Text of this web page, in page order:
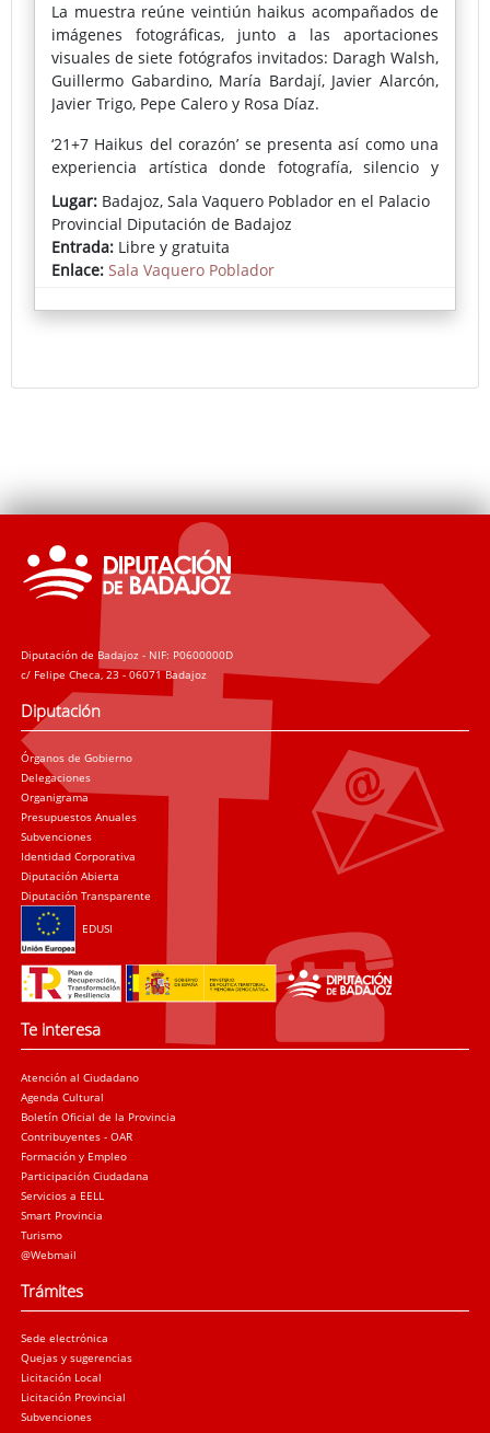
La muestra reúne veintiún haikus acompañados de
imágenes fotográficas, junto a las aportaciones
visuales de siete fotógrafos invitados: Daragh Walsh,
Guillermo Gabardino, María Bardají, Javier Alarcón,
Javier Trigo, Pepe Calero y Rosa Díaz.
‘21+7 Haikus del corazón’ se presenta así como una
experiencia artística donde fotografía, silencio y
poesía convergen para ofrecer una mirada serena
sobre el tiempo, la naturaleza y la emoción humana
Lugar: Badajoz, Sala Vaquero Poblador en el Palacio
Provincial Diputación de Badajoz
Entrada: Libre y gratuita
Enlace: Sala Vaquero Poblador
Diputación de Badajoz - NIF: P0600000D
c/ Felipe Checa, 23 - 06071 Badajoz
Diputación
Órganos de Gobierno
Delegaciones
Organigrama
Presupuestos Anuales
Subvenciones
Identidad Corporativa
Diputación Abierta
Diputación Transparente
EDUSI
Te interesa
Atención al Ciudadano
Agenda Cultural
Boletín Oficial de la Provincia
Contribuyentes - OAR
Formación y Empleo
Participación Ciudadana
Servicios a EELL
Smart Provincia
Turismo
@Webmail
Trámites
Sede electrónica
Quejas y sugerencias
Licitación Local
Licitación Provincial
Subvenciones